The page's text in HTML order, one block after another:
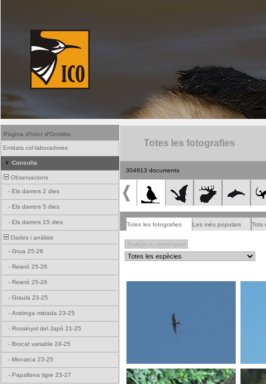
Pàgina d'inici d'Ornitho
Entitats col·laboradores
Consulta
Observacions
- Els darrers 2 dies
- Els darrers 5 dies
- Els darrers 15 dies
Dades i anàlisis
- Grua 25-26
- Reietó 25-26
- Reietó 25-26
- Graula 23-25
- Aratinga mitrada 23-25
- Rossinyol del Japó 21-25
- Brocat variable 24-25
- Monarca 23-25
- Papallona tigre 23-27
Totes les fotografies
304913 documents
Totes les fotografies Les més populars Tots